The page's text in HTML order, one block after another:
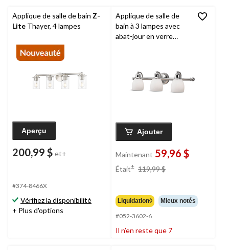
Applique de salle de bain Z-
Lite Thayer, 4 lampes
Aperçu
200,99 $ et+
#374-8466X
Vérifiez la disponibilité
+ Plus d'options
Applique de salle de
bain à 3 lampes avec
abat-jour en verre
Ajouter
Maintenant 59,96 $
Était± 119,99 $
Liquidation◊ Mieux notés
#052-3602-6
Il n’en reste que 7